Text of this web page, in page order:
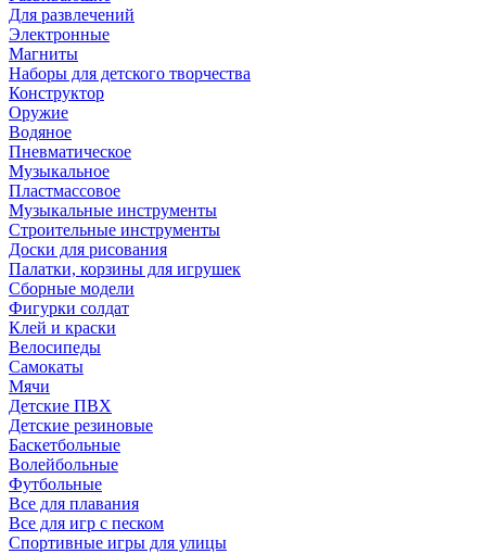
Для развлечений
Электронные
Магниты
Наборы для детского творчества
Конструктор
Оружие
Водяное
Пневматическое
Музыкальное
Пластмассовое
Музыкальные инструменты
Строительные инструменты
Доски для рисования
Палатки, корзины для игрушек
Сборные модели
Фигурки солдат
Клей и краски
Велосипеды
Самокаты
Мячи
Детские ПВХ
Детские резиновые
Баскетбольные
Волейбольные
Футбольные
Все для плавания
Все для игр с песком
Спортивные игры для улицы